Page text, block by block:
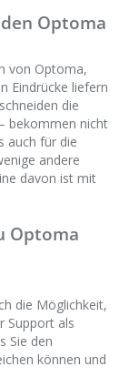
Optoma
von Optoma,
Eindrücke liefern
die
bekommen nicht
auch für die
andere
davon ist mit
Optoma
die Möglichkeit,
Support als
Sie den
können und